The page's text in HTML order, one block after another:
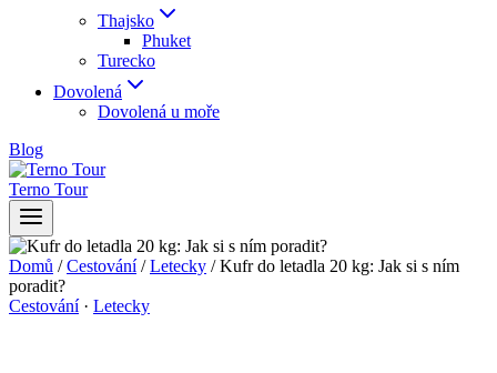
Thajsko
Phuket
Turecko
Dovolená
Dovolená u moře
Blog
Terno Tour
Domů / Cestování / Letecky / Kufr do letadla 20 kg: Jak si s ním
poradit?
Cestování· Letecky